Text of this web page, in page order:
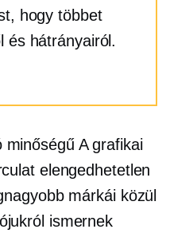
hogy többet
és hátrányairól.
minőségűA grafikai
elengedhetetlen
márkái közül
ismernek